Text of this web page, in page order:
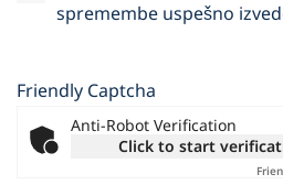
spremembe uspešno
Friendly Captcha
Anti-Robot Verification
Click to start